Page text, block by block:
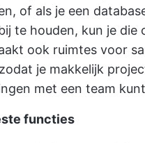
of als je een
te houden, kun je die
ook ruimtes voor
je makkelijk
met een team
functies